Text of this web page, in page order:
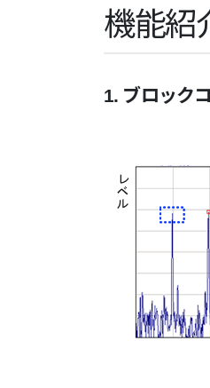
機能紹
1. ブロック